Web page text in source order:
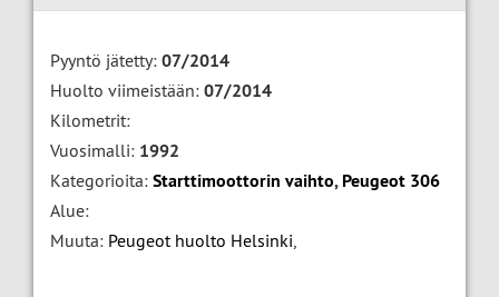
Pyyntö jätetty: 07/2014
Huolto viimeistään: 07/2014
Kilometrit:
Vuosimalli: 1992
Kategorioita: Starttimoottorin vaihto,Peugeot 306
Alue:
Muuta: Peugeot huolto Helsinki,